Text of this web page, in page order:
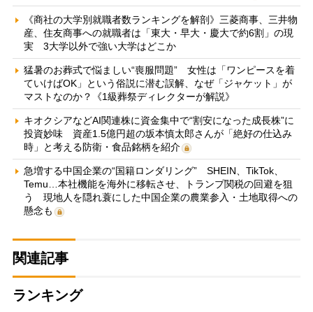
《商社の大学別就職者数ランキングを解剖》三菱商事、三井物
産、住友商事への就職者は「東大・早大・慶大で約6割」の現
実 3大学以外で強い大学はどこか
猛暑のお葬式で悩ましい“喪服問題” 女性は「ワンピースを着
ていけばOK」という俗説に潜む誤解、なぜ「ジャケット」が
マストなのか？《1級葬祭ディレクターが解説》
キオクシアなどAI関連株に資金集中で“割安になった成長株”に
投資妙味 資産1.5億円超の坂本慎太郎さんが「絶好の仕込み
時」と考える防衛・食品銘柄を紹介
急増する中国企業の“国籍ロンダリング” SHEIN、TikTok、
Temu…本社機能を海外に移転させ、トランプ関税の回避を狙
う 現地人を隠れ蓑にした中国企業の農業参入・土地取得への
懸念も
関連記事
ランキング